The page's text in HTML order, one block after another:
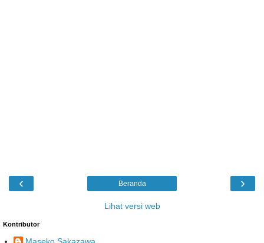
‹ ›
Beranda
Lihat versi web
Kontributor